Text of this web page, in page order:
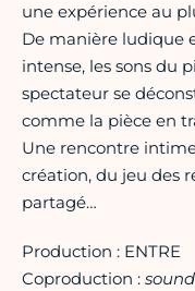
une expérience au
De manière ludique
intense, les sons du
spectateur se
comme la pièce en
Une rencontre
création, du jeu des
partagé…
Production : ENTRE
Coproduction :